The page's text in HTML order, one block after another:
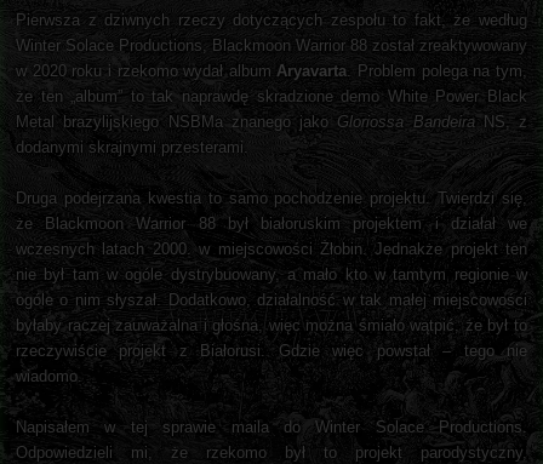
Pierwsza z dziwnych rzeczy dotyczących zespołu to fakt, że według
Winter Solace Productions, Blackmoon Warrior 88 został zreaktywowany
w 2020 roku i rzekomo wydał albumAryavarta. Problem polega na tym,
że ten „album” to tak naprawdę skradzione demo White Power Black
Metal brazylijskiego NSBMa znanego jako Gloriossa BandeiraNS, z
dodanymi skrajnymi przesterami.
Druga podejrzana kwestia to samo pochodzenie projektu. Twierdzi się,
że Blackmoon Warrior 88 był białoruskim projektem i działał we
wczesnych latach 2000. w miejscowości Żłobin. Jednakże projekt ten
nie był tam w ogóle dystrybuowany, a mało kto w tamtym regionie w
ogóle o nim słyszał. Dodatkowo, działalność w tak małej miejscowości
byłaby raczej zauważalna i głośna, więc można śmiało wątpić, że był to
rzeczywiście projekt z Białorusi. Gdzie więc powstał – tego nie
wiadomo.
Napisałem w tej sprawie maila do Winter Solace Productions.
Odpowiedzieli mi, że rzekomo był to projekt parodystyczny,